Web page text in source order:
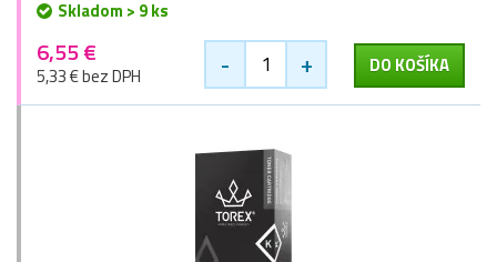
Skladom > 9 ks
6,55 €
5,33 € bez DPH - + DO KOŠÍKA